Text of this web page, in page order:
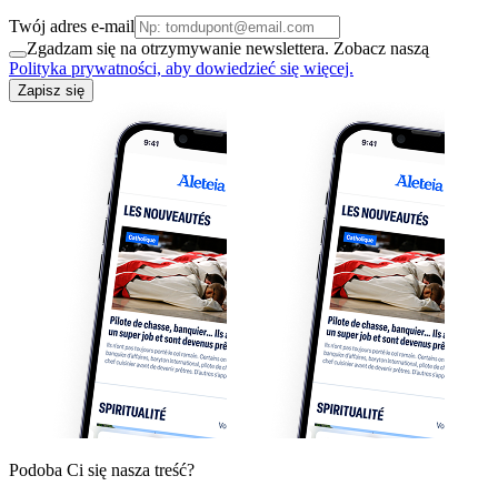
Twój adres e-mail
Zgadzam się na otrzymywanie newslettera. Zobacz naszą
Polityka prywatności, aby dowiedzieć się więcej.
Zapisz się
Podoba Ci się nasza treść?